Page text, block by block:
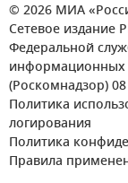
© 2026 МИА
Сетевое издание
Федеральной
информационных
(Роскомнадзор)
Политика
логирования
Политика
Правила